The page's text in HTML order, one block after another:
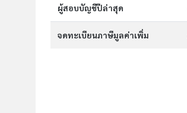
ผู้สอบบัญชีปีล่าสุด
จดทะเบียนภาษีมูลค่าเพิ่ม